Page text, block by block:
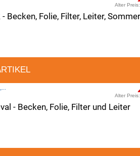
Alter Preis:
- Becken, Folie, Filter und Leiter
Alter Preis: